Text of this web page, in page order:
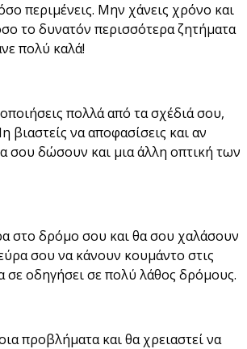
περιμένεις. Μην χάνεις χρόνο και
το δυνατόν περισσότερα ζητήματα
πολύ καλά!
πολλά από τα σχέδιά σου,
βιαστείς να αποφασίσεις και αν
σου δώσουν και μια άλλη οπτική των
στο δρόμο σου και θα σου χαλάσουν
σου να κάνουν κουμάντο στις
σε οδηγήσει σε πολύ λάθος δρόμους.
προβλήματα και θα χρειαστεί να